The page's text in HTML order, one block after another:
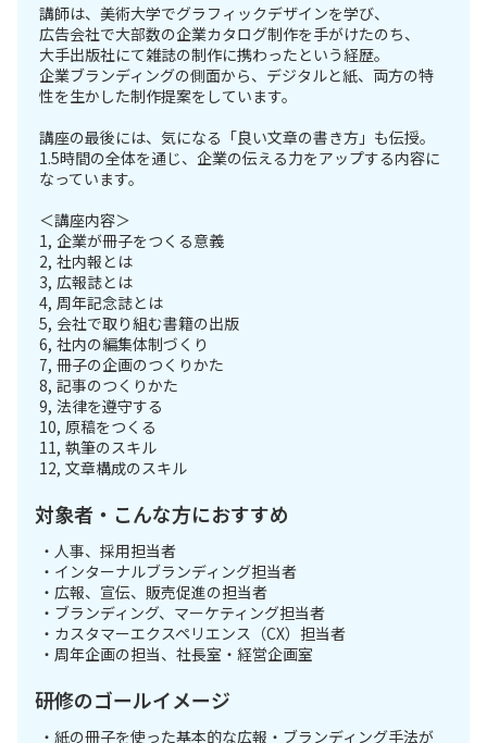
講師は、美術大学でグラフィックデザインを学び、
広告会社で大部数の企業カタログ制作を手がけたのち、
大手出版社にて雑誌の制作に携わったという経歴。
企業ブランディングの側面から、デジタルと紙、両方の特
性を生かした制作提案をしています。
講座の最後には、気になる「良い文章の書き方」も伝授。
1.5時間の全体を通じ、企業の伝える力をアップする内容に
なっています。
＜講座内容＞
1, 企業が冊子をつくる意義
2, 社内報とは
3, 広報誌とは
4, 周年記念誌とは
5, 会社で取り組む書籍の出版
6, 社内の編集体制づくり
7, 冊子の企画のつくりかた
8, 記事のつくりかた
9, 法律を遵守する
10, 原稿をつくる
11, 執筆のスキル
12, 文章構成のスキル
対象者・こんな方におすすめ
・人事、採用担当者
・インターナルブランディング担当者
・広報、宣伝、販売促進の担当者
・ブランディング、マーケティング担当者
・カスタマーエクスペリエンス（CX）担当者
・周年企画の担当、社長室・経営企画室
研修のゴールイメージ
・紙の冊子を使った基本的な広報・ブランディング手法が